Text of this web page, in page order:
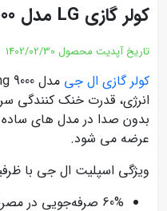
کولر گازی LG مدل Next Fighting 9000
تاریخ آپدیت محصول 1402/02/30
کولر گازی ال جی
انرژی، قدرت خنک کنندگی
عرضه می شود.
ویژگی اسپلیت ال جی با ظرفیت
60% صرفه‌جویی در مصرف انرژی